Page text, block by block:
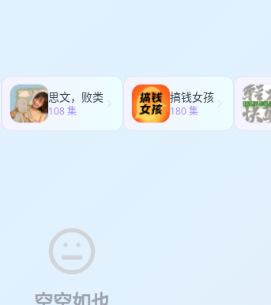
思文，败类
108 集
搞钱女孩
180 集